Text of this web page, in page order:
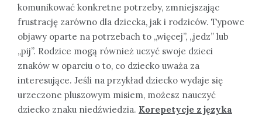
komunikować konkretne potrzeby, zmniejszając
frustrację zarówno dla dziecka, jak i rodziców. Typowe
objawy oparte na potrzebach to „więcej”, „jedz” lub
„pij”. Rodzice mogą również uczyć swoje dzieci
znaków w oparciu o to, co dziecko uważa za
interesujące. Jeśli na przykład dziecko wydaje się
urzeczone pluszowym misiem, możesz nauczyć
dziecko znaku niedźwiedzia. Korepetycje z języka